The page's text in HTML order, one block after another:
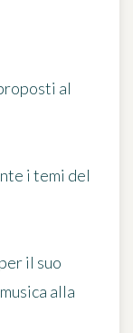
al
i temi del
il suo
alla